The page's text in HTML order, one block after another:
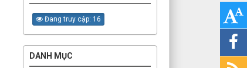
Đang truy cập: 16
DANH MỤC